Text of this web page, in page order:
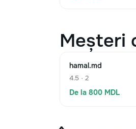
Meșteri
hamal.md
4.5 · 2
De la 800 MDL